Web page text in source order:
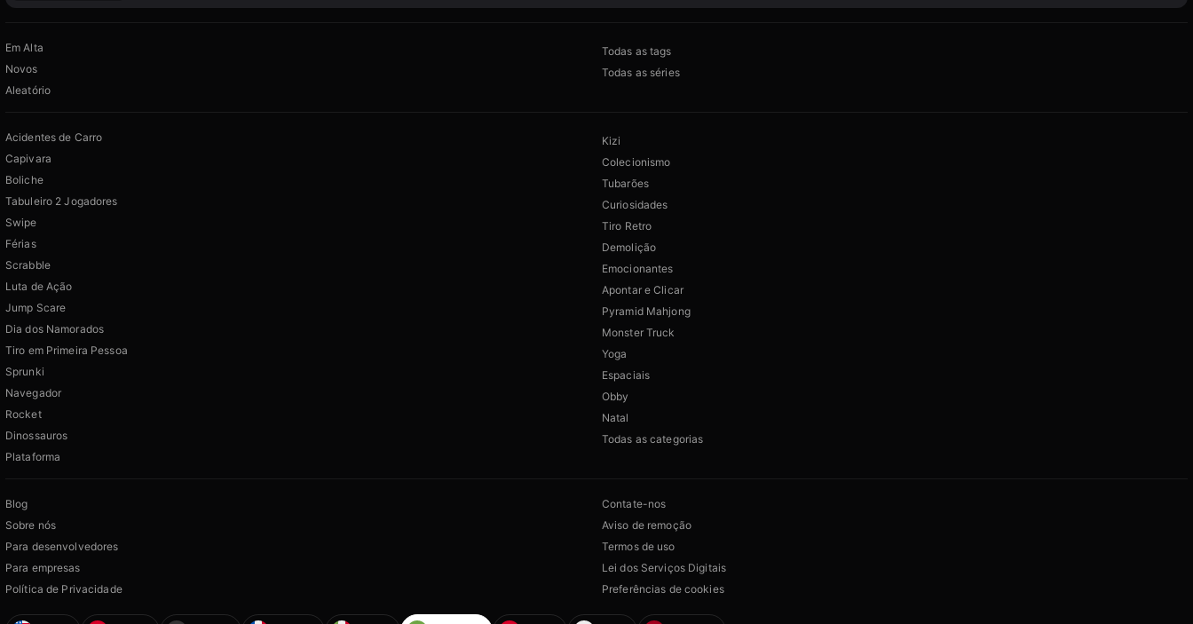
Em Alta
Novos
Aleatório
Todas as tags
Todas as séries
Acidentes de Carro
Capivara
Boliche
Tabuleiro 2 Jogadores
Swipe
Férias
Scrabble
Luta de Ação
Jump Scare
Dia dos Namorados
Tiro em Primeira Pessoa
Sprunki
Navegador
Rocket
Dinossauros
Plataforma
Kizi
Colecionismo
Tubarões
Curiosidades
Tiro Retro
Demolição
Emocionantes
Apontar e Clicar
Pyramid Mahjong
Monster Truck
Yoga
Espaciais
Obby
Natal
Todas as categorias
Blog
Sobre nós
Para desenvolvedores
Para empresas
Política de Privacidade
Contate-nos
Aviso de remoção
Termos de uso
Lei dos Serviços Digitais
Preferências de cookies